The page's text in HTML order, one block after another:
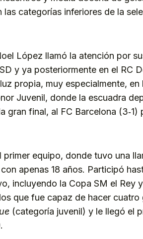
categorías inferiores de la
López llamó la atención por
y ya posteriormente en el RC
propia, muy especialmente, en
Juvenil, donde la escuadra
gran final, al FC Barcelona (3‑1)
equipo, donde tuvo una
apenas 18 años. Participó
incluyendo la Copa SM el Rey
que fue capaz de hacer cuatro
(categoría juvenil) y le llegó el